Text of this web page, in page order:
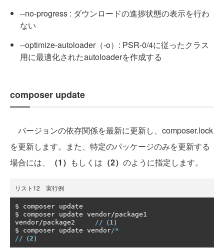
--no-progress : ダウンロードの進捗状態の表示を行わ
ない
--optimize-autoloader（-o）: PSR-0/4に従ったクラス
用に最適化されたautoloaderを作成する
composer update
バージョンの依存関係を最新に更新し、composer.lock
を更新します。また、特定のパッケージのみを更新する
場合には、
（1） もしくは （2） のように指定します。
リスト12 実行例
$ composer update
$ composer update vendor/package1
vendor/package2 // （1）
$ composer update vendor/*
// （2）